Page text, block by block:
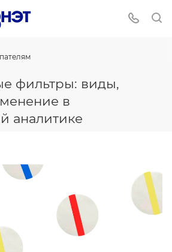
фильтры: виды,
в
аналитике